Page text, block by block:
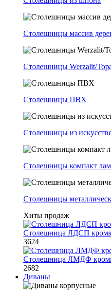
Столешницы массив
Столешницы Werzalit/
Столешницы ПВХ
Столешницы из
Столешницы компакт
Столешницы
Хиты продаж
Столешница ЛДСП
3624
Столешница ЛМДФ
2682
Диваны